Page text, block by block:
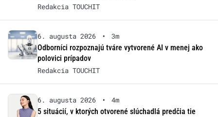
Redakcia TOUCHIT
6. augusta 2026 •
3m
Odborníci rozpoznajú tváre vytvorené AI v menej ako
polovici prípadov
Redakcia TOUCHIT
6. augusta 2026 •
4m
5 situácií, v ktorých otvorené slúchadlá predčia tie